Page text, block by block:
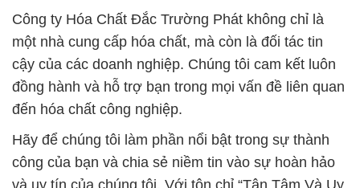
Công ty Hóa Chất Đắc Trường Phát không chỉ là
một nhà cung cấp hóa chất, mà còn là đối tác tin
cậy của các doanh nghiệp. Chúng tôi cam kết luôn
đồng hành và hỗ trợ bạn trong mọi vấn đề liên quan
đến hóa chất công nghiệp.
Hãy để chúng tôi làm phần nổi bật trong sự thành
công của bạn và chia sẻ niềm tin vào sự hoàn hảo
và uy tín của chúng tôi. Với tôn chỉ “Tận Tâm Và Uy